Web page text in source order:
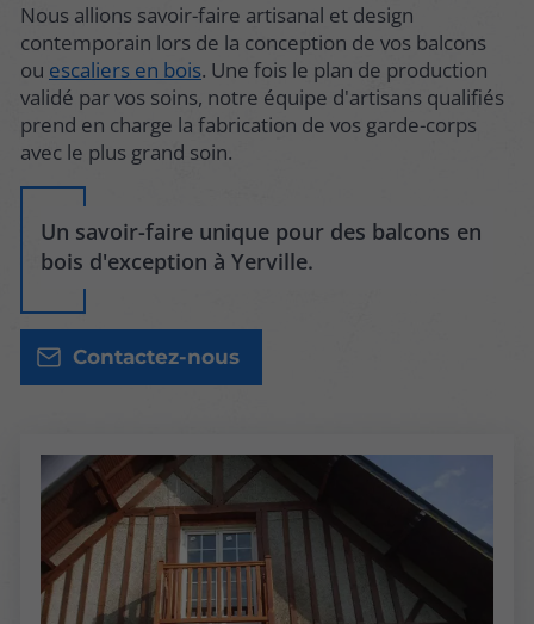
Nous allions savoir-faire artisanal et design
contemporain lors de la conception de vos balcons
ou escaliers en bois. Une fois le plan de production
validé par vos soins, notre équipe d'artisans qualifiés
prend en charge la fabrication de vos garde-corps
avec le plus grand soin.
Un savoir-faire unique pour des balcons en
bois d'exception à Yerville.
Contactez-nous